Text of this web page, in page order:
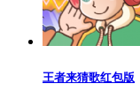
王者来猜歌红包版